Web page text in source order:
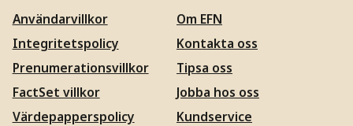
Användarvillkor
Integritetspolicy
Prenumerationsvillkor
FactSet villkor
Värdepapperspolicy
Om EFN
Kontakta oss
Tipsa oss
Jobba hos oss
Kundservice